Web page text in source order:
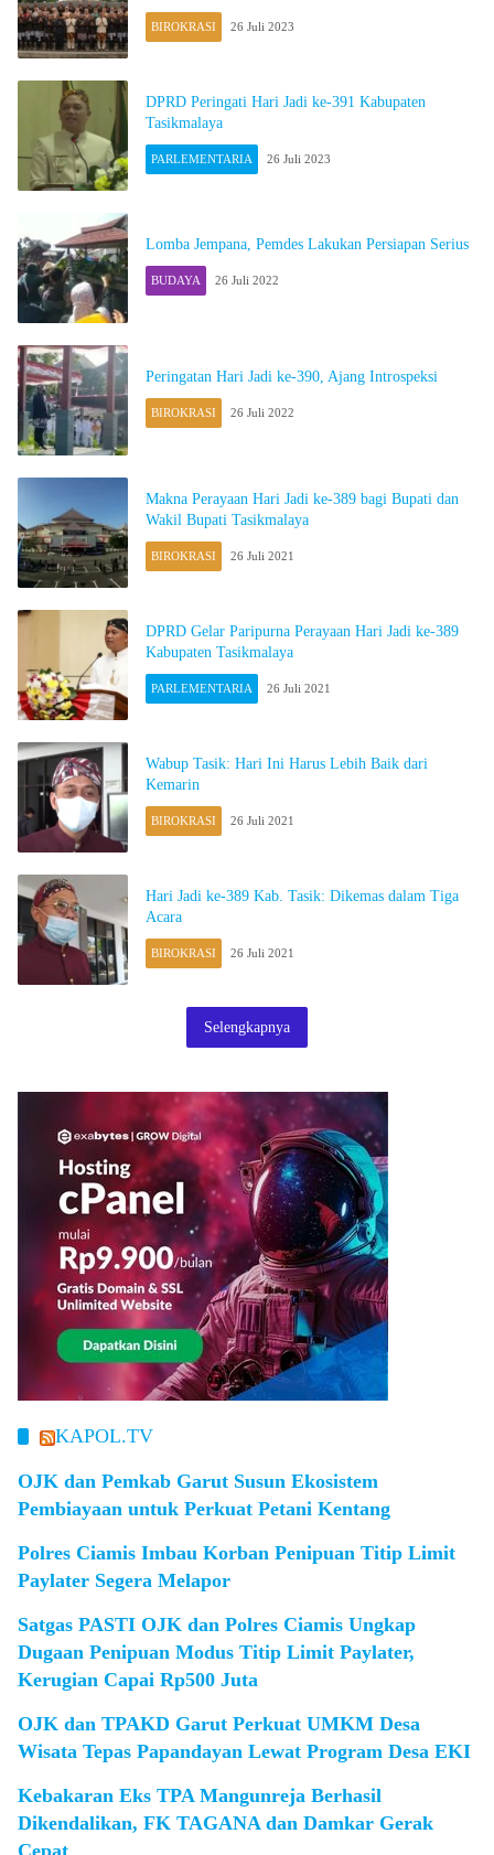
BIROKRASI 26 Juli 2023
DPRD Peringati Hari Jadi ke-391 Kabupaten
Tasikmalaya
PARLEMENTARIA 26 Juli 2023
Lomba Jempana, Pemdes Lakukan Persiapan Serius
BUDAYA 26 Juli 2022
Peringatan Hari Jadi ke-390, Ajang Introspeksi
BIROKRASI 26 Juli 2022
Makna Perayaan Hari Jadi ke-389 bagi Bupati dan
Wakil Bupati Tasikmalaya
BIROKRASI 26 Juli 2021
DPRD Gelar Paripurna Perayaan Hari Jadi ke-389
Kabupaten Tasikmalaya
PARLEMENTARIA 26 Juli 2021
Wabup Tasik: Hari Ini Harus Lebih Baik dari
Kemarin
BIROKRASI 26 Juli 2021
Hari Jadi ke-389 Kab. Tasik: Dikemas dalam Tiga
Acara
BIROKRASI 26 Juli 2021
Selengkapnya
KAPOL.TV
OJK dan Pemkab Garut Susun Ekosistem
Pembiayaan untuk Perkuat Petani Kentang
Polres Ciamis Imbau Korban Penipuan Titip Limit
Paylater Segera Melapor
Satgas PASTI OJK dan Polres Ciamis Ungkap
Dugaan Penipuan Modus Titip Limit Paylater,
Kerugian Capai Rp500 Juta
OJK dan TPAKD Garut Perkuat UMKM Desa
Wisata Tepas Papandayan Lewat Program Desa EKI
Kebakaran Eks TPA Mangunreja Berhasil
Dikendalikan, FK TAGANA dan Damkar Gerak
Cepat